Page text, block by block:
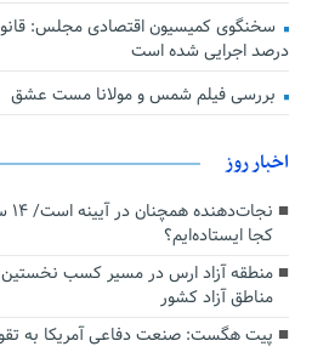
درصد اجرایی شده است
بررسی فیلم شمس و مولانا مست عشق
اخبار روز
کجا ایستاده‌ایم؟
منطقه آزاد ارس در مسیر کسب
مناطق آزاد کشور
پیت هگست: صنعت دفاعی آمریکا به